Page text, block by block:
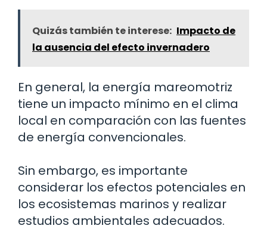
Quizás también te interese: Impacto de
la ausencia del efecto invernadero
En general, la energía mareomotriz
tiene un impacto mínimo en el clima
local en comparación con las fuentes
de energía convencionales.
Sin embargo, es importante
considerar los efectos potenciales en
los ecosistemas marinos y realizar
estudios ambientales adecuados.